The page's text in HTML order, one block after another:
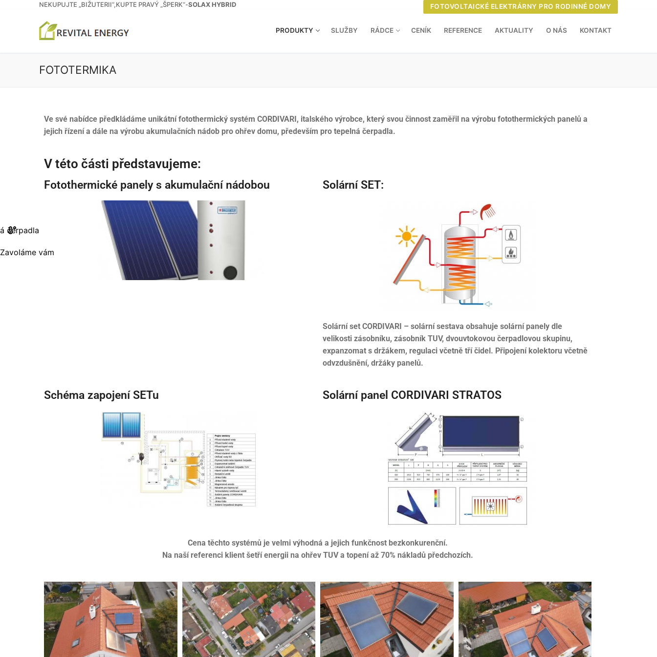
NEKUPUJTE „BIŽUTERII“,KUPTE PRAVÝ „ŠPERK“-SOLAX HYBRID FOTOVOLTAICKÉ ELEKTRÁRNY PRO RODINNÉ DOMY
PRODUKTY SLUŽBY RÁDCE CENÍK REFERENCE AKTUALITY O NÁS KONTAKT
FOTOTERMIKA
Ve své nabídce předkládáme unikátní fotothermický systém CORDIVARI, italského výrobce, který svou činnost zaměřil na výrobu fotothermických panelů a
jejich řízení a dále na výrobu akumulačních nádob pro ohřev domu, především pro tepelná čerpadla.
V této části představujeme:
Fotothermické panely s akumulační nádobou Solární SET:
Solární set CORDIVARI – solární sestava obsahuje solární panely dle
velikosti zásobníku, zásobník TUV, dvouvtokovou čerpadlovou skupinu,
expanzomat s držákem, regulaci včetně tří čidel. Připojení kolektoru včetně
odvzdušnění, držáky panelů.
Schéma zapojení SETu Solární panel CORDIVARI STRATOS
Cena těchto systémů je velmi výhodná a jejich funkčnost bezkonkurenční.
Na naší referenci klient šetří energii na ohřev TUV a topení až 70% nákladů předchozích.
čerpadla
Zavoláme vám